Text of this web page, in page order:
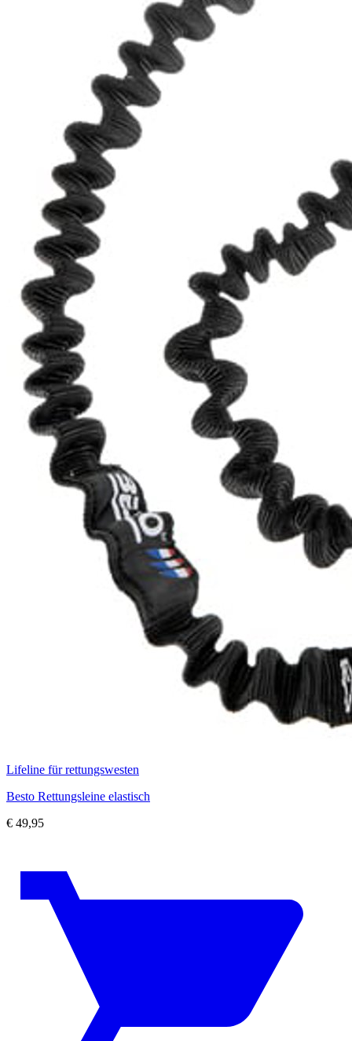
Lifeline für rettungswesten
Besto Rettungsleine elastisch
€ 49,95